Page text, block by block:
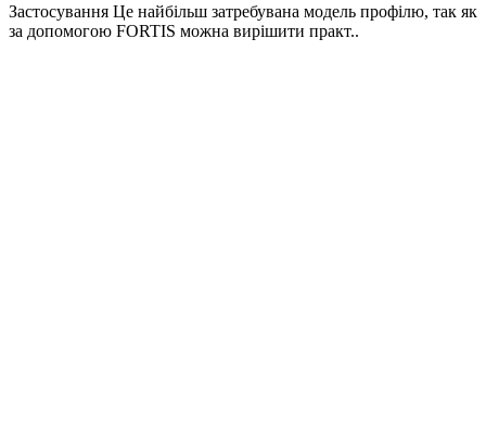
Застосування Це найбільш затребувана модель профілю, так як
за допомогою FORTIS можна вирішити практ..